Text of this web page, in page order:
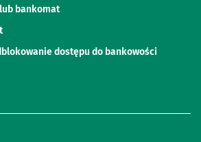
bankomat
dostępu do bankowości